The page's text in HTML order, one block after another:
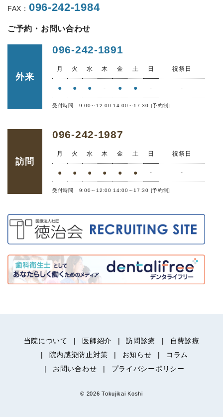
FAX： 096-242-1984
ご予約・お問い合わせ
外来
096-242-1891
月 火 水 木 金 土 日 祝祭日
● ● ● - ● ● - -
受付時間 9:00～12:00 14:00～17:30 [予約制]
訪問
096-242-1987
月 火 水 木 金 土 日 祝祭日
● ● ● ● ● ● - -
受付時間 9:00～12:00 14:00～17:30 [予約制]
当院について 医師紹介 訪問診療
自費診療
院内感染防止対策
お知らせ
コラム
お問い合わせ
プライバシーポリシー
© 2026 Tokujikai Koshi